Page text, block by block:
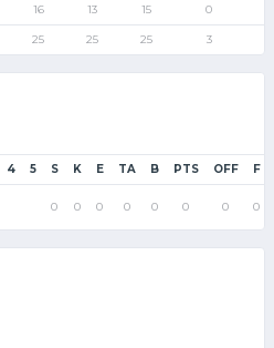
16 13 15 0
25 25 25 3
4 5 S K E TA B PTS OFF F
0 0 0 0 0 0 0 0